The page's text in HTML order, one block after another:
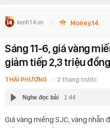
Money.14
Sáng 11-6, giá vàng
giảm tiếp 2,3 triệu
THÁI PHƯƠNG 2 tháng trước
Nghe đọc bài 1:44
Giá vàng miếng SJC, vàng nhẫn